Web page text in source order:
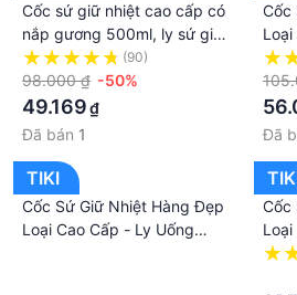
Cốc sứ giữ nhiệt cao cấp có
nắp gương 500ml, ly sứ giữ
nhiệt nắp gương vẽ họa tiết
siêu dễ thương, cốc giữ
nhiệt bằng sứ loại mới, cốc
uống nước, ly uống nước
(90)
98.000 ₫ -50%
49.169₫
Đã bán 1
Cốc
Đã
TIKI
Cốc Sứ Giữ Nhiệt Hàng Đẹp
Loại Cao Cấp - Ly Uống
Cốc